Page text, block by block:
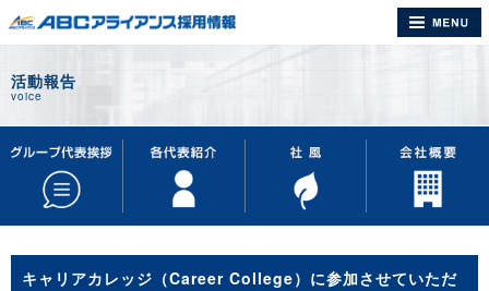
活動報告
voice
キャリアカレッジ（Career College）に参加させていただ